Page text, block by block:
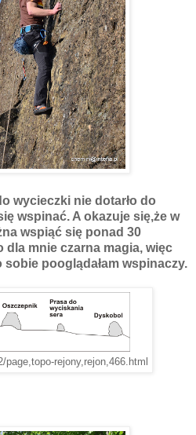
wycieczki nie dotarło do
wspinać. A okazuje się,że w
wspiąć się ponad 30
mnie czarna magia, więc
pooglądałam wspinaczy.
page,topo-rejony,rejon,466.html